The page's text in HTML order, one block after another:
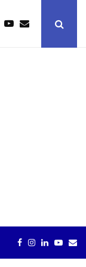
FACEBOOK
INSTAGRAM
LINKEDIN